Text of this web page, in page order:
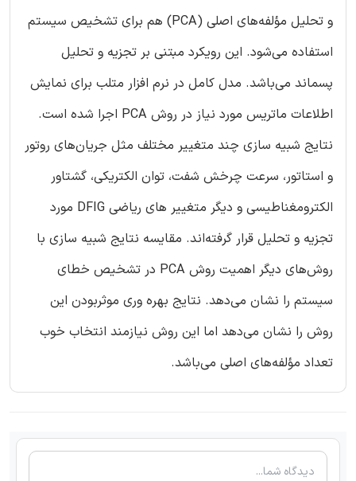
و تحلیل مؤلفه‌های اصلی (PCA) هم برای تشخیص سیستم
استفاده می‌شود. این رویکرد مبتنی بر تجزیه و تحلیل
پسماند می‌باشد. مدل کامل در نرم افزار متلب برای نمایش
اطلاعات ماتریس مورد نیاز در روش PCA اجرا شده است.
نتایج شبیه سازی چند متغییر مختلف مثل جریان‌های روتور
و استاتور، سرعت چرخش شفت، توان الکتریکی، گشتاور
الکترومغناطیسی و دیگر متغییر های ریاضی DFIG مورد
تجزیه و تحلیل قرار گرفته‌اند. مقایسه نتایج شبیه سازی با
روش‌های دیگر اهمیت روش PCA در تشخیص خطای
سیستم را نشان می‌دهد. نتایج بهره وری موثربودن این
روش را نشان می‌دهد اما این روش نیازمند انتخاب خوب
تعداد مؤلفه‌های اصلی می‌باشد.